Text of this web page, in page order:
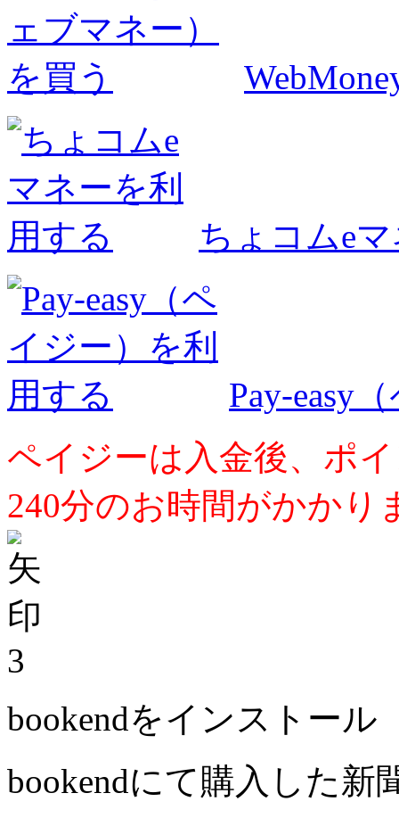
ちょコムe
Pay-easy
ペイジーは入金後、ポ
240分のお時間がかかり
3
bookendをインストール
bookendにて購入した新